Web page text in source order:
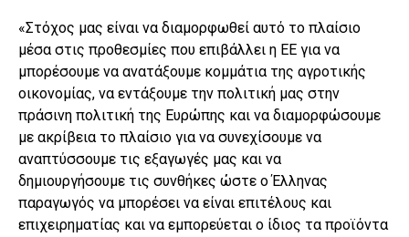
«Στόχος μας είναι να διαμορφωθεί αυτό το πλαίσιο
μέσα στις προθεσμίες που επιβάλλει η ΕΕ για να
μπορέσουμε να ανατάξουμε κομμάτια της αγροτικής
οικονομίας, να εντάξουμε την πολιτική μας στην
πράσινη πολιτική της Ευρώπης και να διαμορφώσουμε
με ακρίβεια το πλαίσιο για να συνεχίσουμε να
αναπτύσσουμε τις εξαγωγές μας και να
δημιουργήσουμε τις συνθήκες ώστε ο Έλληνας
παραγωγός να μπορέσει να είναι επιτέλους και
επιχειρηματίας και να εμπορεύεται ο ίδιος τα προϊόντα